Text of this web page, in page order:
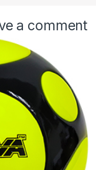
a comment